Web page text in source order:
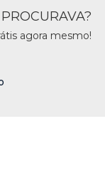
agora mesmo!